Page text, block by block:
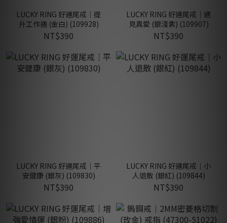
LUCKY RING 好運尾戒｜提
升工作運 (金白) (109928)
NT$390
LUCKY RING 好運尾戒｜遇
見真愛 (銀淺紫) (109907)
NT$390
LUCKY RING 好運尾戒｜平
安健康 (銀灰) (109830)
NT$390
LUCKY RING 好運尾戒｜小
人退散 (銀紅) (109844)
NT$390